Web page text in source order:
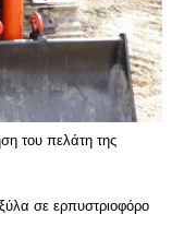
του πελάτη της
σε ερπυστριοφόρο